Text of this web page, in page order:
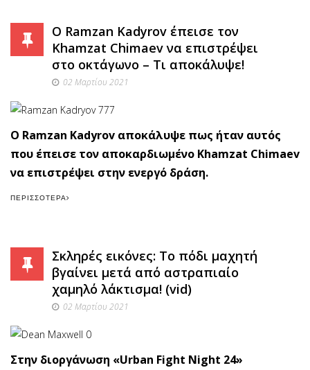
O Ramzan Kadyrov έπεισε τον
Khamzat Chimaev να επιστρέψει
στο οκτάγωνο – Τι αποκάλυψε!
02 Μαρτίου 2021
O Ramzan Kadyrov αποκάλυψε πως ήταν αυτός
που έπεισε τον αποκαρδιωμένο Khamzat Chimaev
να επιστρέψει στην ενεργό δράση.
ΠΕΡΙΣΣΌΤΕΡΑ
Σκληρές εικόνες: Το πόδι μαχητή
βγαίνει μετά από αστραπιαίο
χαμηλό λάκτισμα! (vid)
02 Μαρτίου 2021
Στην διοργάνωση «Urban Fight Night 24»